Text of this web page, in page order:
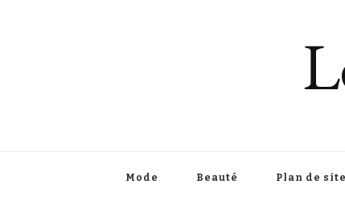
Mode Beauté Plan de site